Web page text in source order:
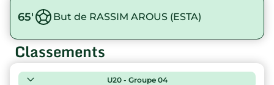
65' But de RASSIM AROUS (ESTA)
Classements
U20 - Groupe 04